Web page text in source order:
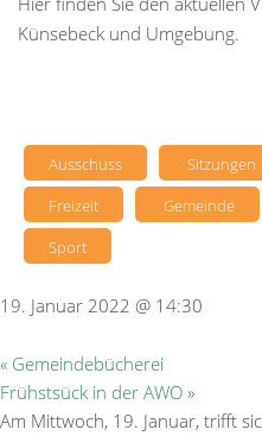
Künsebeck und Umgebung.
Ausschuss
Sitzungen
Freizeit
Gemeinde
Sport
19. Januar 2022 @ 14:30
« Gemeindebücherei
Frühstsück in der AWO »
Am Mittwoch, 19. Januar, trifft